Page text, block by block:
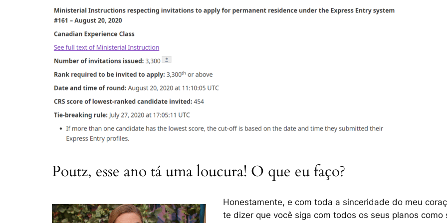
Poutz, esse ano tá uma loucura! O que eu faço?
Honestamente, e com toda a sinceridade do meu
te dizer que você siga com todos os seus planos